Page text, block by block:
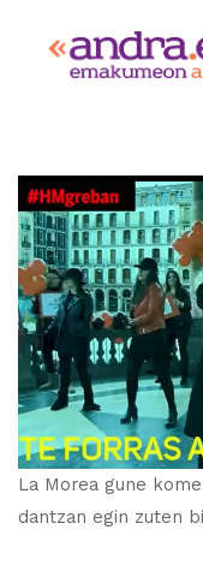
La Morea gune
dantzan egin zuten